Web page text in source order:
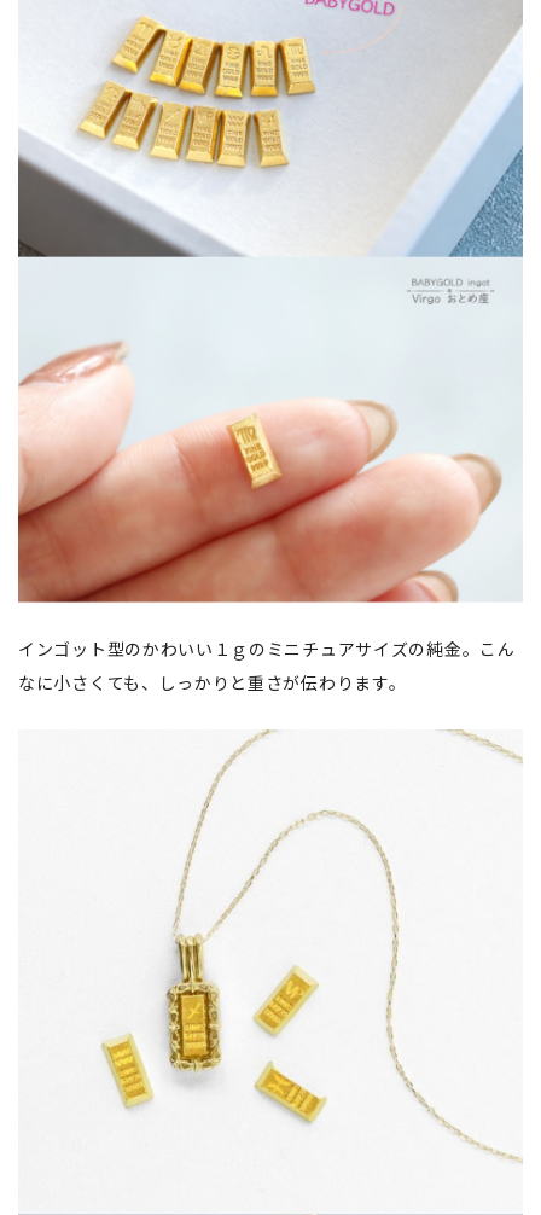
インゴット型のかわいい１ｇのミニチュアサイズの純金。こん
なに小さくても、しっかりと重さが伝わります。